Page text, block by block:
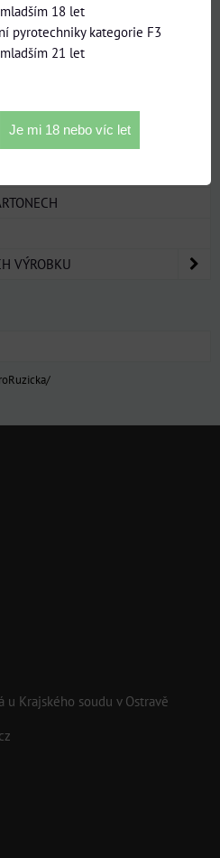
OHŇOSTROJE
A VÍCE RAN
VÝROBKU
u Krajského soudu v Ostravě
18 let
pyrotechniky kategorie F3
21 let
Je mi 18 nebo víc let